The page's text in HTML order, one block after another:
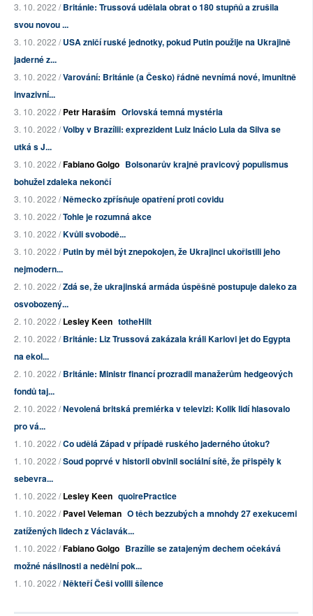
3. 10. 2022 /Británie: Trussová udělala obrat o 180 stupňů a zrušila
svou novou ...
3. 10. 2022 /USA zničí ruské jednotky, pokud Putin použije na Ukrajině
jaderné z...
3. 10. 2022 /Varování: Británie (a Česko) řádně nevnímá nové, imunitně
invazivní...
3. 10. 2022 /Petr Haraším Orlovská temná mystéria
3. 10. 2022 /Volby v Brazílii: exprezident Luiz Inácio Lula da Silva se
utká s J...
3. 10. 2022 /Fabiano Golgo Bolsonarův krajně pravicový populismus
bohužel zdaleka nekončí
3. 10. 2022 /Německo zpřísňuje opatření proti covidu
3. 10. 2022 /Tohle je rozumná akce
3. 10. 2022 /Kvůli svobodě...
3. 10. 2022 /Putin by měl být znepokojen, že Ukrajinci ukořistili jeho
nejmodern...
2. 10. 2022 /Zdá se, že ukrajinská armáda úspěšně postupuje daleko za
osvobozený...
2. 10. 2022 /Lesley Keen totheHilt
2. 10. 2022 /Británie: Liz Trussová zakázala králi Karlovi jet do Egypta
na ekol...
2. 10. 2022 /Británie: Ministr financí prozradil manažerům hedgeových
fondů taj...
2. 10. 2022 /Nevolená britská premiérka v televizi: Kolik lidí hlasovalo
pro vá...
1. 10. 2022 /Co udělá Západ v případě ruského jaderného útoku?
1. 10. 2022 /Soud poprvé v historii obvinil sociální sítě, že přispěly k
sebevra...
1. 10. 2022 /Lesley Keen quoirePractice
1. 10. 2022 /Pavel Veleman O těch bezzubých a mnohdy 27 exekucemi
zatížených lidech z Václavák...
1. 10. 2022 /Fabiano Golgo Brazílie se zatajeným dechem očekává
možné násilnosti a nedělní pok...
1. 10. 2022 /Někteří Češi volili šílence